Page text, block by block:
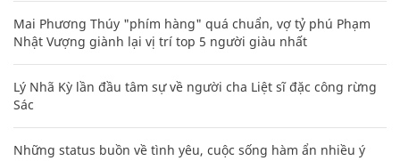
Mai Phương Thúy "phím hàng" quá chuẩn, vợ tỷ phú Phạm
Nhật Vượng giành lại vị trí top 5 người giàu nhất
Lý Nhã Kỳ lần đầu tâm sự về người cha Liệt sĩ đặc công rừng
Sác
Những status buồn về tình yêu, cuộc sống hàm ẩn nhiều ý